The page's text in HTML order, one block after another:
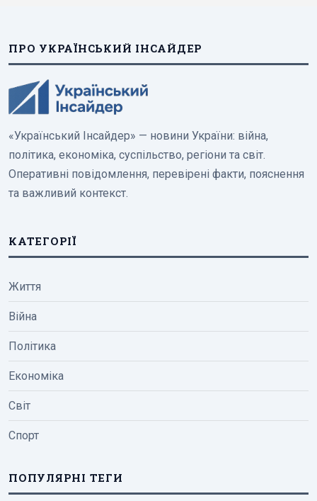
ПРО УКРАЇНСЬКИЙ ІНСАЙДЕР
«Український Інсайдер» — новини України: війна,
політика, економіка, суспільство, регіони та світ.
Оперативні повідомлення, перевірені факти, пояснення
та важливий контекст.
КАТЕГОРІЇ
Життя
Війна
Політика
Економіка
Світ
Спорт
ПОПУЛЯРНІ ТЕГИ